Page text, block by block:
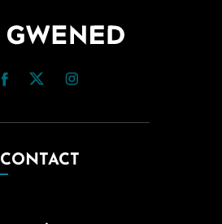
CONTACT